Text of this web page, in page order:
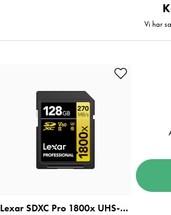
Vi har
Lexar SDXC Pro 1800x UHS-II U3 V60 R270/W180 128GB